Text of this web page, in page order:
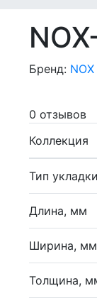
Бренд:
0 отзывов
Коллекция
Тип укладки
Длина, мм
Ширина, мм
Толщина,